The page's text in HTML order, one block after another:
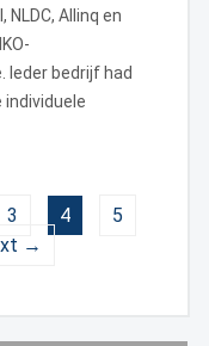
Allinq en
bedrijf had
individuele
3 4
5
→